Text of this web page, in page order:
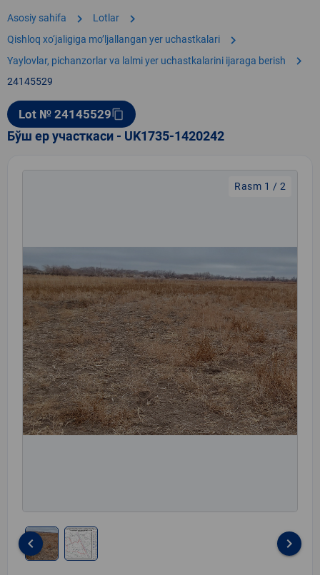
Asosiy sahifa chevron_right Lotlar chevron_right
Qishloq xo‘jaligiga moʼljallangan yer uchastkalari chevron_right
Yaylovlar, pichanzorlar va lalmi yer uchastkalarini ijaraga berish chevron_right
24145529
Lot № 24145529content_copy
Бўш ер участкаси - UK1735-1420242
Rasm 1 / 2
keyboard_arrow_left keyboard_arrow_right